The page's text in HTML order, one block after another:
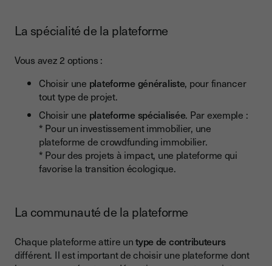
La spécialité de la plateforme
Vous avez 2 options :
Choisir une plateforme généraliste, pour financer
tout type de projet.
Choisir une plateforme spécialisée. Par exemple :
* Pour un investissement immobilier, une
plateforme de crowdfunding immobilier.
* Pour des projets à impact, une plateforme qui
favorise la transition écologique.
La communauté de la plateforme
Chaque plateforme attire untype de contributeurs
différent. Il est important de choisir une plateforme dont